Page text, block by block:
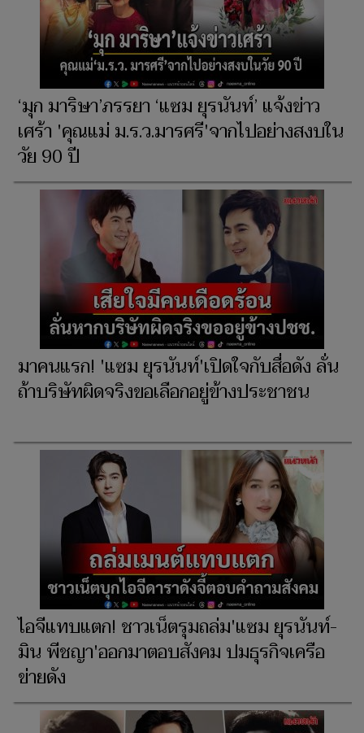
‘มุก มาริษา’ภรรยา ‘แซม ยุรนันท์’ แจ้งข่าว
เศร้า 'คุณแม่ ม.ร.ว.มารศรี'จากไปอย่างสงบใน
วัย 90 ปี
มาคนแรก! 'แซม ยุรนันท์'เปิดใจกับสื่อดัง ลั่น
ถ้าบริษัทผิดจริงขอเลือกอยู่ข้างประชาชน
ไอจีแทบแตก! ชาวเน็ตรุมถล่ม'แซม ยุรนันท์-
มิน พีชญา'ออกมาตอบสังคม ปมธุรกิจเครือ
ข่ายดัง